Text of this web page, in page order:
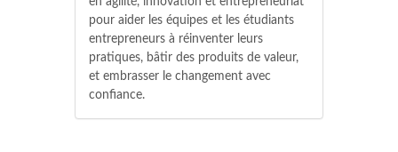
pour aider les équipes et les étudiants
entrepreneurs à réinventer leurs
pratiques, bâtir des produits de valeur,
et embrasser le changement avec
confiance.